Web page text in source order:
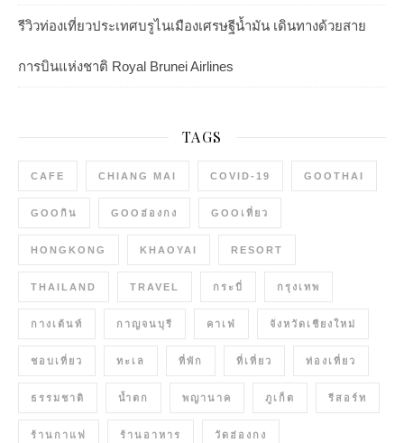
รีวิวท่องเที่ยวประเทศบรูไนเมืองเศรษฐีน้ำมัน เดินทางด้วยสาย
การบินแห่งชาติ Royal Brunei Airlines
TAGS
CAFE CHIANG MAI COVID-19 GOOTHAI
GOOกิน GOOฮ่องกง GOOเที่ยว
HONGKONG KHAOYAI RESORT
THAILAND TRAVEL กระบี่ กรุงเทพ
กางเต้นท์ กาญจนบุรี คาเฟ่ จังหวัดเชียงใหม่
ชอบเที่ยว ทะเล ที่พัก ที่เที่ยว ท่องเที่ยว
ธรรมชาติ น้ำตก พญานาค ภูเก็ต รีสอร์ท
ร้านกาแฟ ร้านอาหาร วัดฮ่องกง